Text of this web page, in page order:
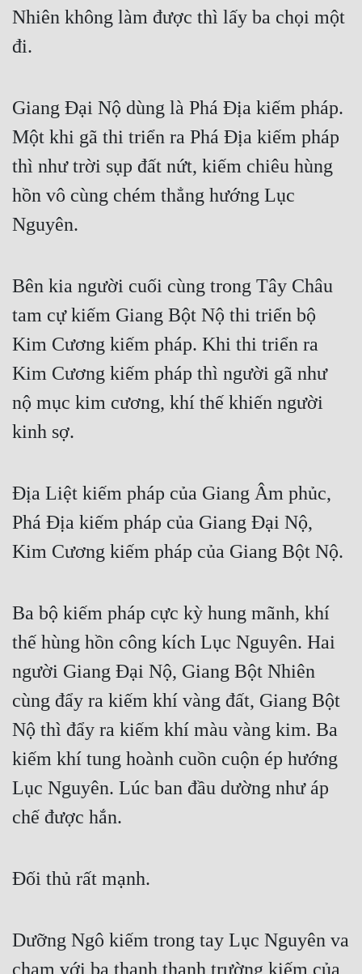
Nhiên không làm được thì lấy ba chọi một
đi.
Giang Đại Nộ dùng là Phá Địa kiếm pháp.
Một khi gã thi triển ra Phá Địa kiếm pháp
thì như trời sụp đất nứt, kiếm chiêu hùng
hồn vô cùng chém thẳng hướng Lục
Nguyên.
Bên kia người cuối cùng trong Tây Châu
tam cự kiếm Giang Bột Nộ thi triển bộ
Kim Cương kiếm pháp. Khi thi triển ra
Kim Cương kiếm pháp thì người gã như
nộ mục kim cương, khí thế khiến người
kinh sợ.
Địa Liệt kiếm pháp của Giang Âm phủc,
Phá Địa kiếm pháp của Giang Đại Nộ,
Kim Cương kiếm pháp của Giang Bột Nộ.
Ba bộ kiếm pháp cực kỳ hung mãnh, khí
thế hùng hồn công kích Lục Nguyên. Hai
người Giang Đại Nộ, Giang Bột Nhiên
cùng đẩy ra kiếm khí vàng đất, Giang Bột
Nộ thì đẩy ra kiếm khí màu vàng kim. Ba
kiếm khí tung hoành cuồn cuộn ép hướng
Lục Nguyên. Lúc ban đầu dường như áp
chế được hắn.
Đối thủ rất mạnh.
Dưỡng Ngô kiếm trong tay Lục Nguyên va
chạm với ba thanh thanh trường kiếm của